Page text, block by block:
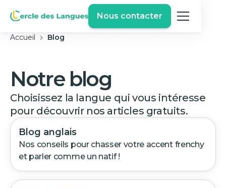
Nous contacter
Accueil Blog
Notre blog
Choisissez la langue qui vous intéresse
pour découvrir nos articles gratuits.
Blog anglais
Nos conseils pour chasser votre accent frenchy
et parler comme un natif !